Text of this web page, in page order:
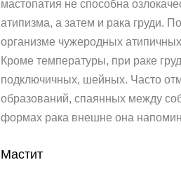
мастопатия не способна
атипизма, а затем и рака груди.
организме чужеродных
Кроме температуры, при раке
подключичных, шейных. Часто
образований, спаянных между
формах рака внешне она
Мастит